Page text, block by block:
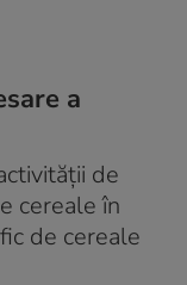
a
de
cereale în
de cereale